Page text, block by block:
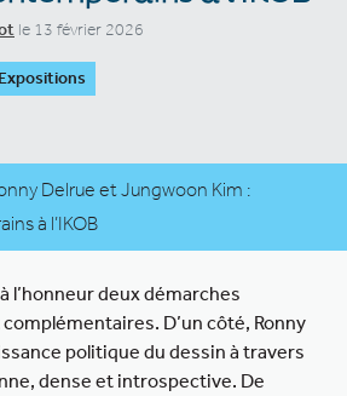
le 13 février 2026
Expositions
Delrue et Jungwoon Kim :
à l’IKOB
l’honneur deux démarches
D’un côté, Ronny
politique du dessin à travers
dense et introspective. De